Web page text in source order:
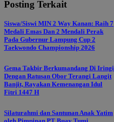
Posting Terkait
Siswa/Siswi MIN 2 Way Kanan: Raih 7
Medali Emas Dan 2 Mendali Perak
Pada Gubernur Lampung Cup 2
Taekwondo Championship 2026
Gema Takbir Berkumandang Di Iringi
Dengan Ratusan Obor Terangi Langit
Banjit, Rayakan Kemenangan Idul
Fitri 1447 H
Silaturahmi dan Santunan Anak Yatim